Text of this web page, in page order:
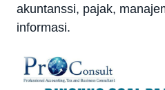
akuntanssi, pajak,
informasi.